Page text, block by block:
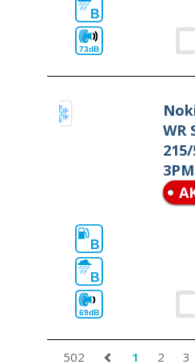
B
73dB
WR
B
B
69dB
502 1 2 3